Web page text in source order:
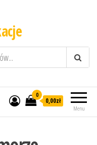
Menu
0
0,00zł